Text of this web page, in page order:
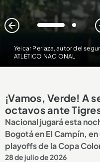
Yeicar Perlaza, autor del
ATLÉTICO NACIONAL
1 2
¡Vamos, Verde! A
octavos ante
Nacional jugará esta
Bogotá en El Campín,
playoffs de la Copa
28 de julio de 2026